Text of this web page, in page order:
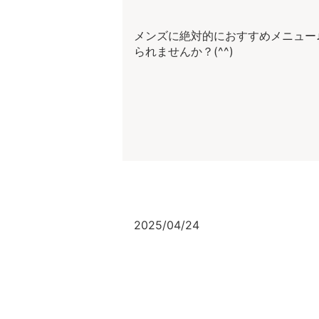
メンズに絶対的におすすめメニュ
られませんか？(^^)
2025/04/24